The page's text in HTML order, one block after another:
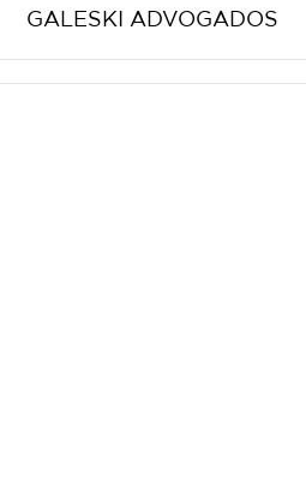
GALESKI ADVOGADOS